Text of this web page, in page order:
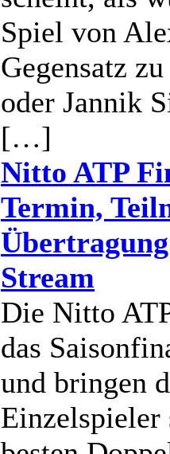
Spiel von
Gegensatz
oder Jannik
[…]
Nitto ATP
Termin,
Stream
Die Nitto
das
und bringen
Einzelspieler